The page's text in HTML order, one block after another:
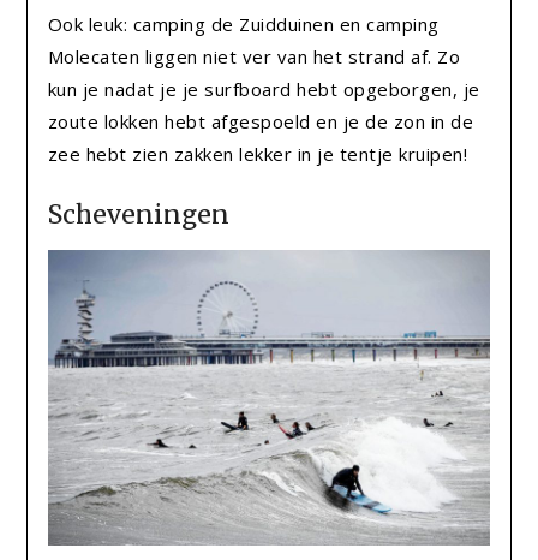
Ook leuk: camping de Zuidduinen en camping
Molecaten liggen niet ver van het strand af. Zo
kun je nadat je je surfboard hebt opgeborgen, je
zoute lokken hebt afgespoeld en je de zon in de
zee hebt zien zakken lekker in je tentje kruipen!
Scheveningen